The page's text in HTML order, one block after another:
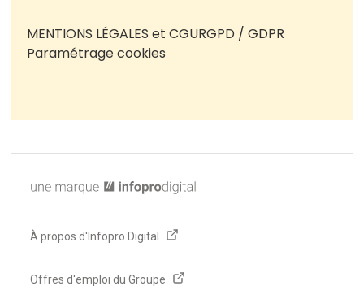
MENTIONS LÉGALES et CGURGPD / GDPR
Paramétrage cookies